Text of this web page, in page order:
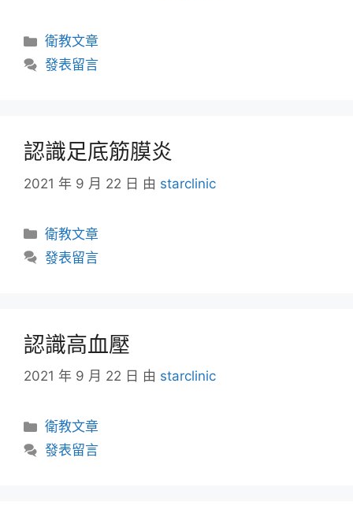
衛教文章
發表留言
認識足底筋膜炎
2021 年 9 月 22 日 由 starclinic
衛教文章
發表留言
認識高血壓
2021 年 9 月 22 日 由 starclinic
衛教文章
發表留言